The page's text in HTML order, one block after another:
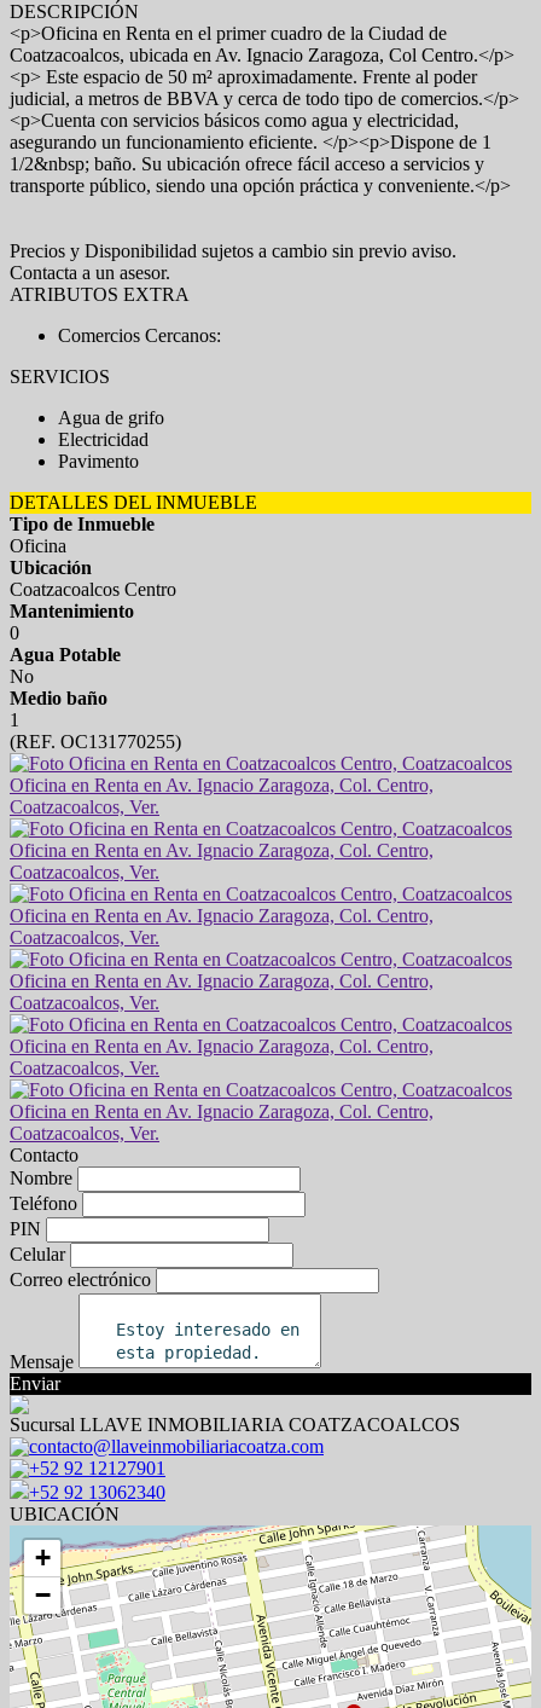
DESCRIPCIÓN
<p>Oficina en Renta en el primer cuadro de la Ciudad de
Coatzacoalcos, ubicada en Av. Ignacio Zaragoza, Col Centro.</p>
<p> Este espacio de 50 m² aproximadamente. Frente al poder
judicial, a metros de BBVA y cerca de todo tipo de comercios.</p>
<p>Cuenta con servicios básicos como agua y electricidad,
asegurando un funcionamiento eficiente. </p><p>Dispone de 1
1/2&nbsp; baño. Su ubicación ofrece fácil acceso a servicios y
transporte público, siendo una opción práctica y conveniente.</p>
Precios y Disponibilidad sujetos a cambio sin previo aviso.
Contacta a un asesor.
ATRIBUTOS EXTRA
Comercios Cercanos:
SERVICIOS
Agua de grifo
Electricidad
Pavimento
DETALLES DEL INMUEBLE
Tipo de Inmueble
Oficina
Ubicación
Coatzacoalcos Centro
Mantenimiento
0
Agua Potable
No
Medio baño
1
(REF. OC131770255)
Contacto
Nombre
Teléfono
PIN
Celular
Correo electrónico
Mensaje
Enviar
Sucursal LLAVE INMOBILIARIA COATZACOALCOS
contacto@llaveinmobiliariacoatza.com
+52 92 12127901
+52 92 13062340
UBICACIÓN
+
−